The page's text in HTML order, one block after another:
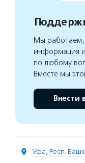
Мы работаем,
информация
по любому
Вместе мы
Внести
Уфа, Респ.